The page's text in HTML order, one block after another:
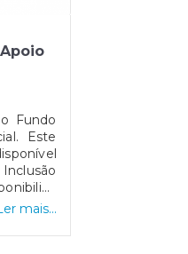
Fundo
Este
mil
todo o
mais...